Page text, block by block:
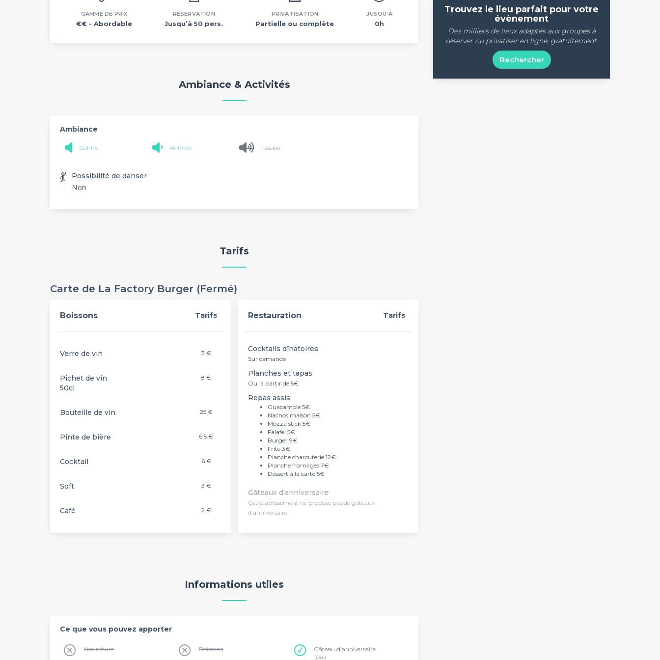
GAMME DE PRIX
€€ - Abordable
RÉSERVATION
Jusqu’à 50 pers.
PRIVATISATION
Partielle ou complète
JUSQU'À
0h
Ambiance & Activités
Ambiance
Calme Animée Festive
💃
Possibilité de danser
Non
Tarifs
Carte de La Factory Burger (Fermé)
Boissons Tarifs
Verre de vin 3 €
Pichet de vin
50cl
8 €
Bouteille de vin 25 €
Pinte de bière 6,5 €
Cocktail 6 €
Soft 3 €
Café 2 €
Restauration Tarifs
Cocktails dînatoires
Sur demande
Planches et tapas
Oui à partir de 5€
Repas assis
Guacamole 5€
Nachos maison 5€
Mozza stick 5€
Falafel 5€
Burger 9€
Frite 3€
Planche charcuterie 12€
Planche fromages 7€
Dessert à la carte 5€
Gâteaux d'anniversaire
Cet établissement ne propose pas de gâteaux
d'anniversaire
Informations utiles
Ce que vous pouvez apporter
Nourriture Boissons Gâteau d'anniversaire
(Oui)
Trouvez le lieu parfait pour votre
évènement
Des milliers de lieux adaptés aux groupes à
réserver ou privatiser en ligne, gratuitement.
Rechercher